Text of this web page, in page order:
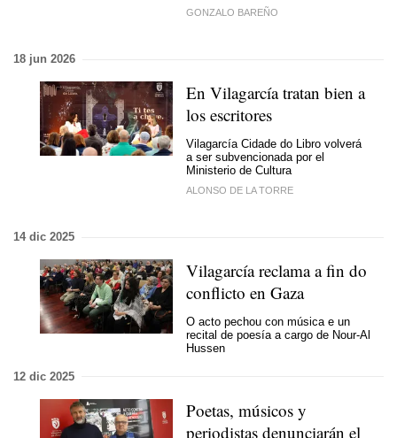
GONZALO BAREÑO
18 jun 2026
En Vilagarcía tratan bien a
los escritores
Vilagarcía Cidade do Libro volverá
a ser subvencionada por el
Ministerio de Cultura
ALONSO DE LA TORRE
14 dic 2025
Vilagarcía reclama a fin do
conflicto en Gaza
O acto pechou con música e un
recital de poesía a cargo de Nour-Al
Hussen
12 dic 2025
Poetas, músicos y
periodistas denunciarán el